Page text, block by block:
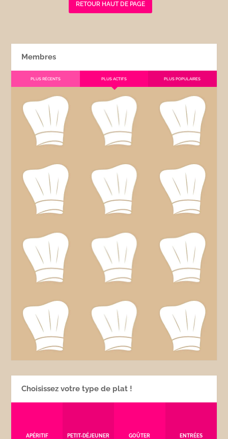
RETOUR HAUT DE PAGE
Membres
PLUS RÉCENTS PLUS ACTIFS PLUS POPULAIRES
Choisissez votre type de plat !
APÉRITIF PETIT-DÉJEUNER GOÛTER ENTRÉES